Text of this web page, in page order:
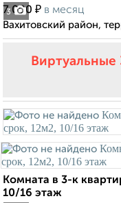
3
7 000 ₽ в месяц
Вахитовский район,
Комната в 3-к
10/16 этаж